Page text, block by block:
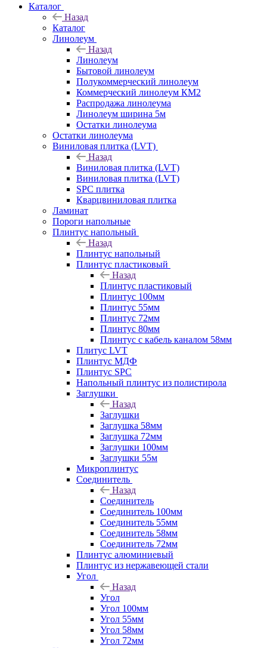
Каталог
Назад
Каталог
Линолеум
Назад
Линолеум
Бытовой линолеум
Полукоммерческий линолеум
Коммерческий линолеум КМ2
Распродажа линолеума
Линолеум ширина 5м
Остатки линолеума
Остатки линолеума
Виниловая плитка (LVT)
Назад
Виниловая плитка (LVT)
Виниловая плитка (LVT)
SPC плитка
Кварцвиниловая плитка
Ламинат
Пороги напольные
Плинтус напольный
Назад
Плинтус напольный
Плинтус пластиковый
Назад
Плинтус пластиковый
Плинтус 100мм
Плинтус 55мм
Плинтус 72мм
Плинтус 80мм
Плинтус с кабель каналом 58мм
Плитус LVT
Плинтус МДФ
Плинтус SPC
Напольный плинтус из полистирола
Заглушки
Назад
Заглушки
Заглушка 58мм
Заглушка 72мм
Заглушки 100мм
Заглушки 55м
Микроплинтус
Соединитель
Назад
Соединитель
Соединитель 100мм
Соединитель 55мм
Соединитель 58мм
Соединитель 72мм
Плинтус алюминиевый
Плинтус из нержавеющей стали
Угол
Назад
Угол
Угол 100мм
Угол 55мм
Угол 58мм
Угол 72мм